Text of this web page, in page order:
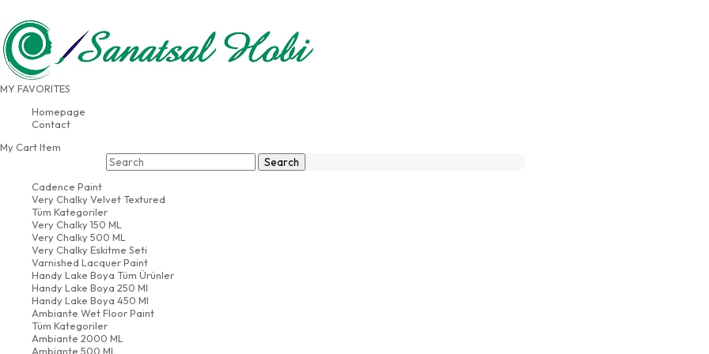
FREE SHIPPING FOR PURCHASES OVER
500 USD
MY FAVORITES
Homepage
Contact
My CartItem
Cadence Paint
Very Chalky Velvet Textured
Tüm Kategoriler
Very Chalky 150 ML
Very Chalky 500 ML
Very Chalky Eskitme Seti
Varnished Lacquer Paint
Handy Lake Boya Tüm Ürünler
Handy Lake Boya 250 Ml
Handy Lake Boya 450 Ml
Ambiante Wet Floor Paint
Tüm Kategoriler
Ambiante 2000 ML
Ambiante 500 ML